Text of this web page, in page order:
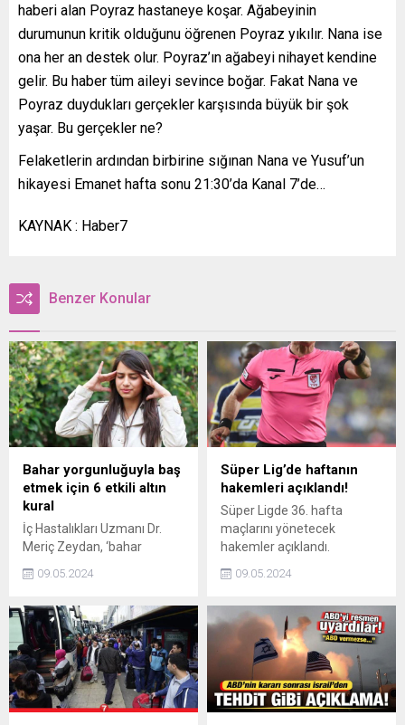
haberi alan Poyraz hastaneye koşar. Ağabeyinin
durumunun kritik olduğunu öğrenen Poyraz yıkılır. Nana ise
ona her an destek olur. Poyraz’ın ağabeyi nihayet kendine
gelir. Bu haber tüm aileyi sevince boğar. Fakat Nana ve
Poyraz duydukları gerçekler karşısında büyük bir şok
yaşar. Bu gerçekler ne?
Felaketlerin ardından birbirine sığınan Nana ve Yusuf’un
hikayesi Emanet hafta sonu 21:30’da Kanal 7’de…
KAYNAK : Haber7
Benzer Konular
Bahar yorgunluğuyla baş
etmek için 6 etkili altın
kural
İç Hastalıkları Uzmanı Dr.
Meriç Zeydan, ‘bahar
tanımlanan bu dönemde
fiziksel ve psikolojik
değişimlerle baş edebilmek
için yapılabilecekleri anlattı.
09.05.2024
Süper Lig’de haftanın
hakemleri açıklandı!
Süper Ligde 36. hafta
maçlarını yönetecek
hakemler açıklandı.
09.05.2024